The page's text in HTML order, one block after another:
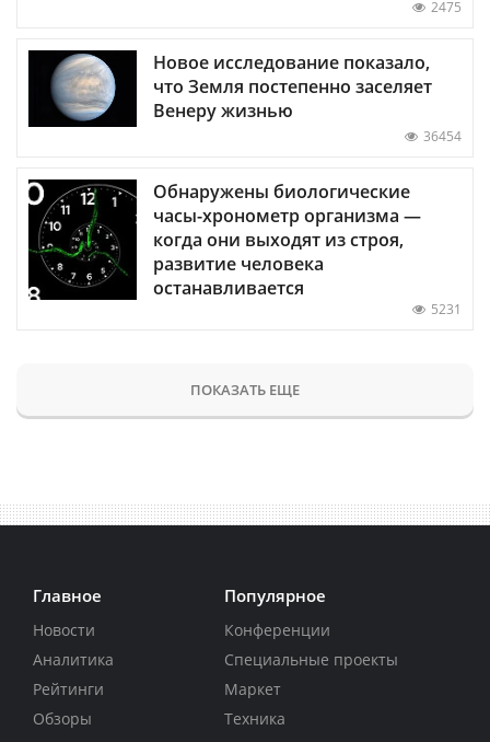
2475
Новое исследование показало,
что Земля постепенно заселяет
Венеру жизнью
36454
Обнаружены биологические
часы-хронометр организма —
когда они выходят из строя,
развитие человека
останавливается
5231
ПОКАЗАТЬ ЕЩЕ
Главное
Новости
Аналитика
Рейтинги
Обзоры
Популярное
Конференции
Специальные проекты
Маркет
Техника